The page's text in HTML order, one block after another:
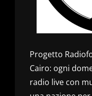
Progetto
Cairo: ogni
radio live con